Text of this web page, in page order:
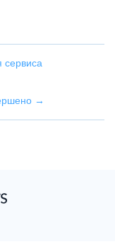
сервиса
→